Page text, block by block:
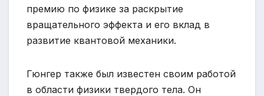
премию по физике за раскрытие
вращательного эффекта и его вклад в
развитие квантовой механики.
Гюнгер также был известен своим работой
в области физики твердого тела. Он